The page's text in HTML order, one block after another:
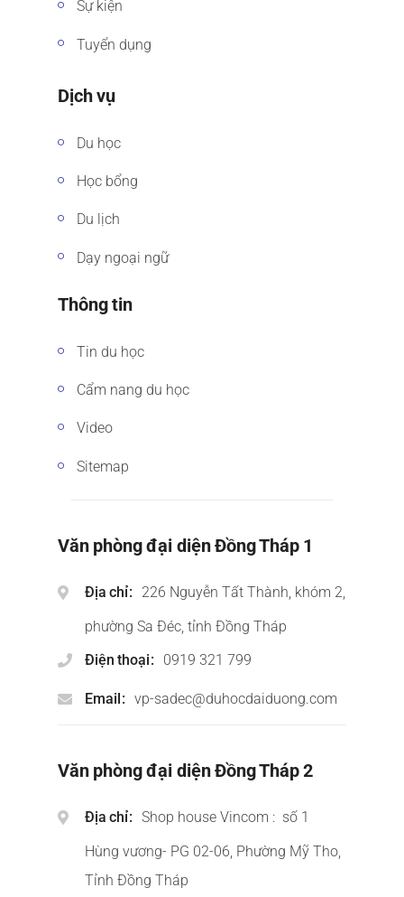
Sự kiện
Tuyển dụng
Dịch vụ
Du học
Học bổng
Du lịch
Dạy ngoại ngữ
Thông tin
Tin du học
Cẩm nang du học
Video
Sitemap
Văn phòng đại diện Đồng Tháp 1
Địa chỉ
226 Nguyễn Tất Thành, khóm 2,
phường Sa Đéc, tỉnh Đồng Tháp
Điện thoại
0919 321 799
Email vp-sadec@duhocdaiduong.com
Văn phòng đại diện Đồng Tháp 2
Địa chỉ
Shop house Vincom : số 1
Hùng vương- PG 02-06, Phường Mỹ Tho,
Tỉnh Đồng Tháp